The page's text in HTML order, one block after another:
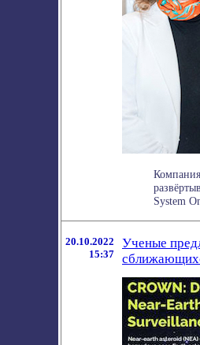
System
20.10.2022
15:37
Ученые